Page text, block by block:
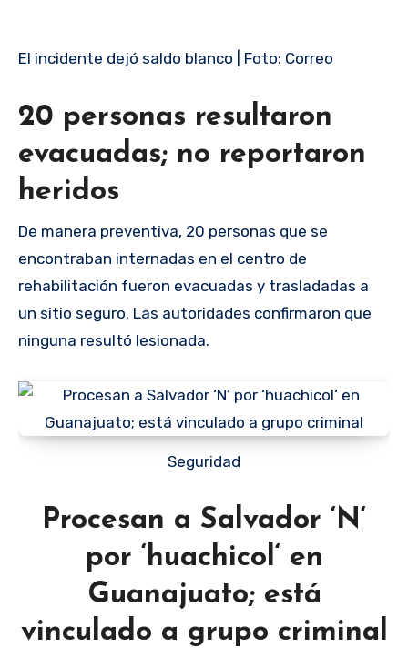
El incidente dejó saldo blanco | Foto: Correo
20 personas resultaron
evacuadas; no reportaron
heridos
De manera preventiva, 20 personas que se
encontraban internadas en el centro de
rehabilitación fueron evacuadas y trasladadas a
un sitio seguro. Las autoridades confirmaron que
ninguna resultó lesionada.
Seguridad
Procesan a Salvador ‘N‘
por ‘huachicol‘ en
Guanajuato; está
vinculado a grupo criminal